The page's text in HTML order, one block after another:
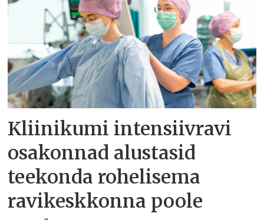
Kliinikumi intensiivravi
osakonnad alustasid
teekonda rohelisema
ravikeskkonna poole